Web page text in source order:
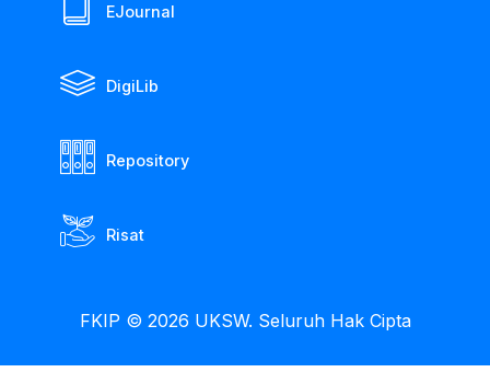
EJournal
DigiLib
Repository
Risat
FKIP © 2026 UKSW. Seluruh Hak Cipta